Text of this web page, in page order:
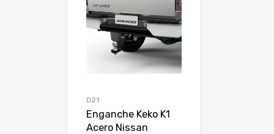
D21
Enganche Keko K1
Acero Nissan